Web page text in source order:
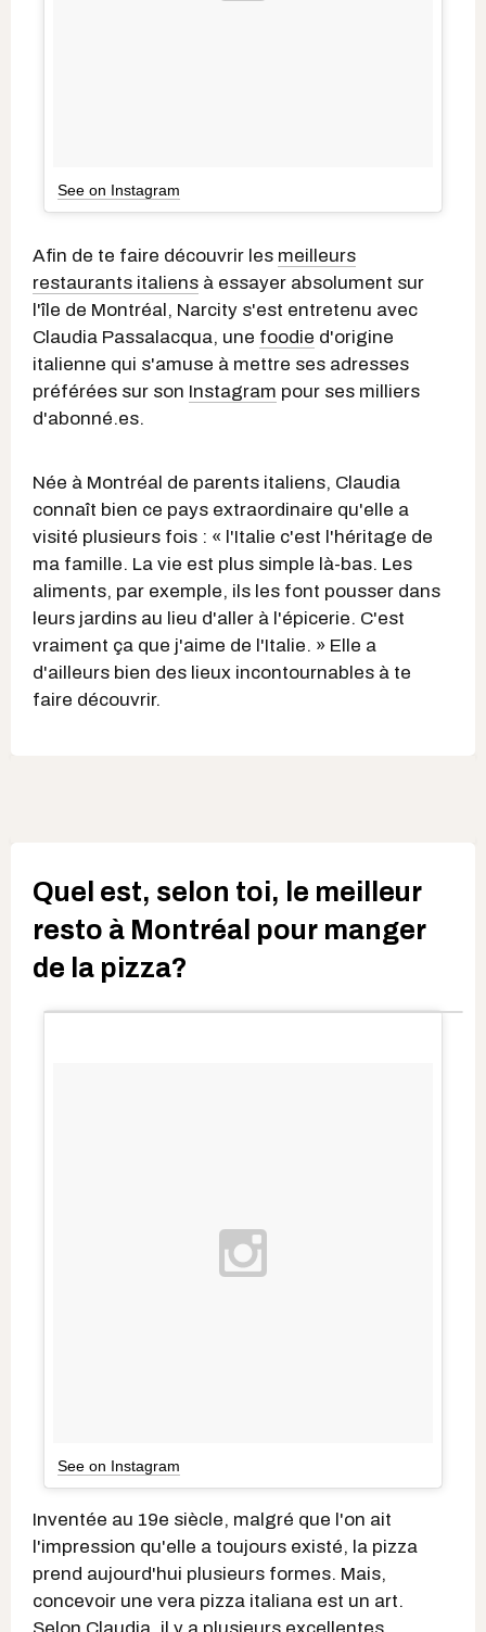
See on Instagram
Afin de te faire découvrir les meilleurs
restaurants italiens à essayer absolument sur
l'île de Montréal, Narcity s'est entretenu avec
Claudia Passalacqua, une foodie d'origine
italienne qui s'amuse à mettre ses adresses
préférées sur son Instagram pour ses milliers
d'abonné.es.
Née à Montréal de parents italiens, Claudia
connaît bien ce pays extraordinaire qu'elle a
visité plusieurs fois : « l'Italie c'est l'héritage de
ma famille. La vie est plus simple là-bas. Les
aliments, par exemple, ils les font pousser dans
leurs jardins au lieu d'aller à l'épicerie. C'est
vraiment ça que j'aime de l'Italie. » Elle a
d'ailleurs bien des lieux incontournables à te
faire découvrir.
Quel est, selon toi, le meilleur
resto à Montréal pour manger
de la pizza?
See on Instagram
Inventée au 19e siècle, malgré que l'on ait
l'impression qu'elle a toujours existé, la pizza
prend aujourd'hui plusieurs formes. Mais,
concevoir une vera pizza italiana est un art.